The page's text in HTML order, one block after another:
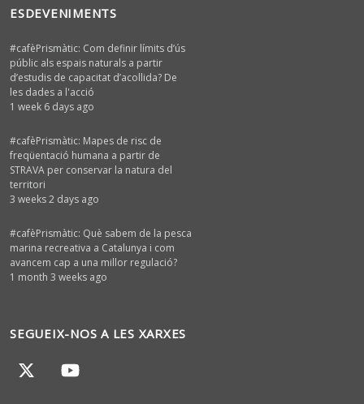
ESDEVENIMENTS
#cafèPrismàtic: Com definir límits d’ús
públic als espais naturals a partir
d’estudis de capacitat d’acollida? De
les dades a l'acció
1 week 6 days ago
#cafèPrismàtic: Mapes de risc de
freqüentació humana a partir de
STRAVA per conservar la natura del
territori
3 weeks 2 days ago
#cafèPrismàtic: Què sabem de la pesca
marina recreativa a Catalunya i com
avancem cap a una millor regulació?
1 month 3 weeks ago
SEGUEIX-NOS A LES XARXES